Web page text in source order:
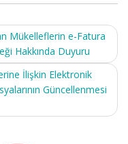
Mükelleflerin e-Fatura
Hakkında Duyuru
İlişkin Elektronik
Güncellenmesi